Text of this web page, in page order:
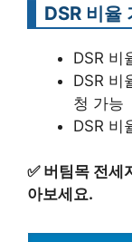
DSR 비율
DSR 비
DSR 비
청 가능
DSR 비
✅ 버팀목 전세
아보세요.